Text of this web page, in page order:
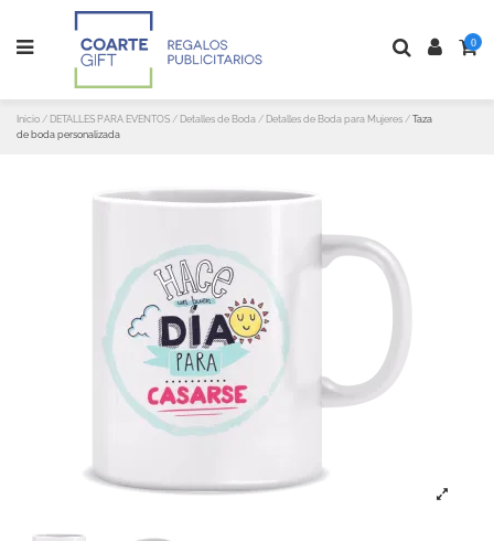
0
Inicio DETALLES PARA EVENTOS Detalles de Boda Detalles de Boda para Mujeres
Taza
de boda personalizada